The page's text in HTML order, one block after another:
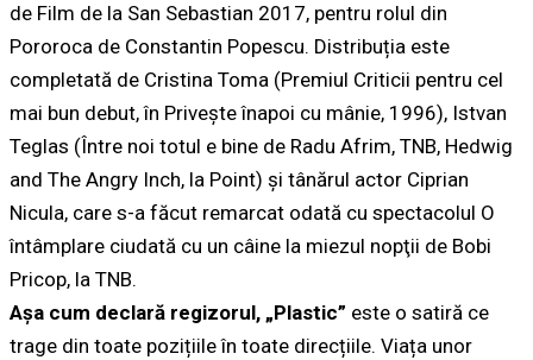
de Film de la San Sebastian 2017, pentru rolul din
Pororoca de Constantin Popescu. Distribuția este
completată de Cristina Toma (Premiul Criticii pentru cel
mai bun debut, în Privește înapoi cu mânie, 1996), Istvan
Teglas (Între noi totul e bine de Radu Afrim, TNB, Hedwig
and The Angry Inch, la Point) și tânărul actor Ciprian
Nicula, care s-a făcut remarcat odată cu spectacolul O
întâmplare ciudată cu un câine la miezul nopţii de Bobi
Pricop, la TNB.
Așa cum declară regizorul, „Plastic” este o satiră ce
trage din toate pozițiile în toate direcțiile. Viața unor